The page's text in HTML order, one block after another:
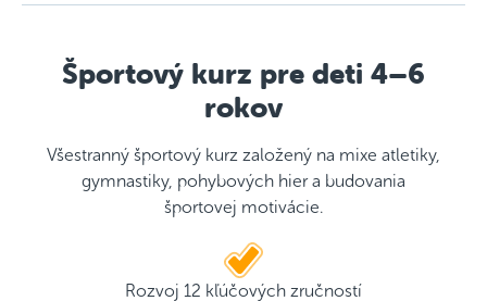
Športový kurz pre deti 4–6
rokov
Všestranný športový kurz založený na mixe atletiky,
gymnastiky, pohybových hier a budovania
športovej motivácie.
Rozvoj 12 kľúčových zručností